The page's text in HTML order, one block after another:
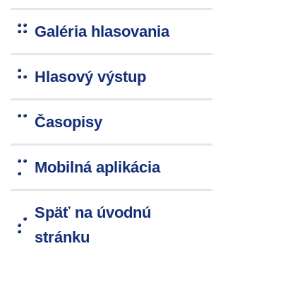
Galéria hlasovania
Hlasový výstup
Časopisy
Mobilná aplikácia
Späť na úvodnú
stránku